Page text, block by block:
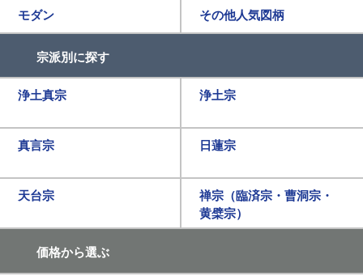
モダン その他人気図柄
宗派別に探す
浄土真宗 浄土宗
真言宗 日蓮宗
天台宗
禅宗（臨済宗・曹洞宗・
黄檗宗）
価格から選ぶ